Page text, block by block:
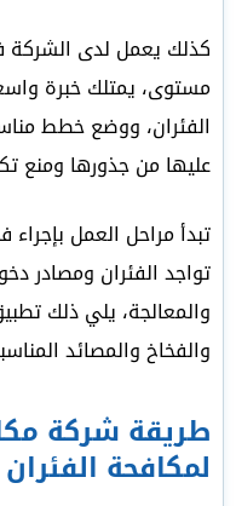
كذلك يعمل لدى
مستوى، يمتلك خبرة
الفئران، ووضع خطط
عليها من جذورها ومنع
تبدأ مراحل العمل
تواجد الفئران ومصادر
والمعالجة، يلي ذلك
والفخاخ والمصائد
طريقة شركة
لمكافحة الفئران